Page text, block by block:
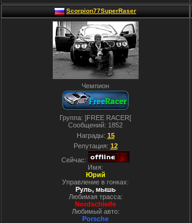
Scorpion77SuperRaser
Чемпион
Группа: ]FREE RACER[
Сообщений: 1852
Награды: 15
Репутация: 12
Сейчас:
Имя:
Юрий
Управление в гонках:
Руль, мышь
Любимая трасса:
Nordschleife
Любимый авто:
Porsche